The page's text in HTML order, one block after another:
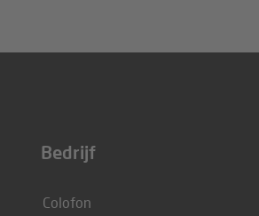
Bedrijf
Colofon